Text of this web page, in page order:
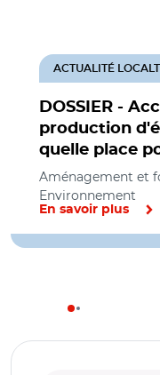
DOSSIER -
production
quelle place
ACTUALITÉ
Aménagement et
Environnement
En savoir plus